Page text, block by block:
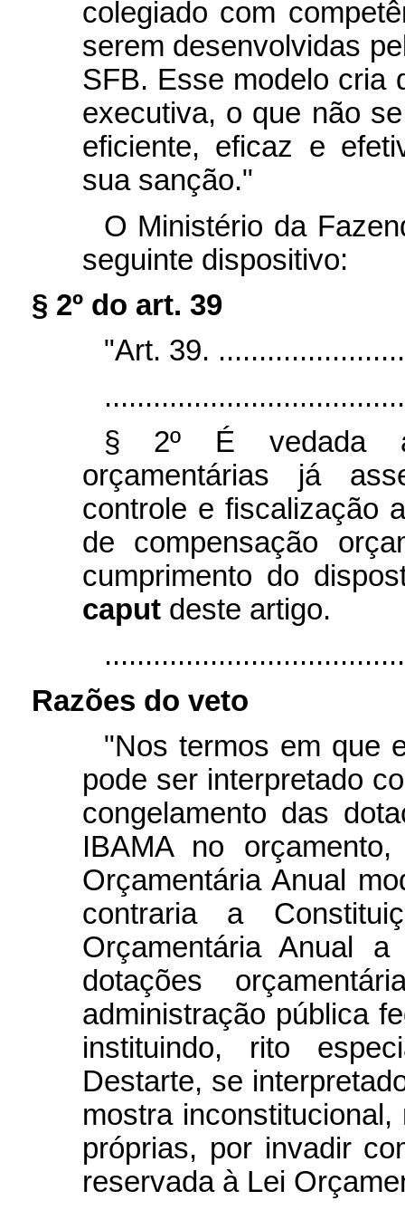
colegiado com
serem desenvolvidas
SFB. Esse modelo cria
executiva, o que não
eficiente, eficaz e
sua sanção."
O Ministério da
seguinte dispositivo:
§ 2º do art. 39
"Art. 39.
§ 2º É vedada
orçamentárias já
controle e fiscalização
de compensação
cumprimento do
caput deste artigo.
Razões do veto
"Nos termos em que
pode ser interpretado
congelamento das
IBAMA no
Orçamentária Anual
contraria a
Orçamentária Anual
dotações
administração pública
instituindo, rito
Destarte, se
mostra
próprias, por invadir
reservada à Lei